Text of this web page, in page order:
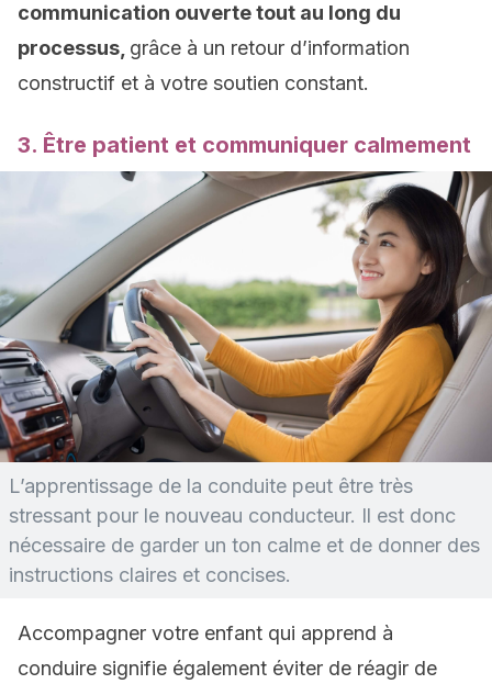
communication ouverte tout au long du
processus, grâce à un retour d’information
constructif et à votre soutien constant.
3. Être patient et communiquer calmement
L’apprentissage de la conduite peut être très
stressant pour le nouveau conducteur. Il est donc
nécessaire de garder un ton calme et de donner des
instructions claires et concises.
Accompagner votre enfant qui apprend à
conduire signifie également éviter de réagir de